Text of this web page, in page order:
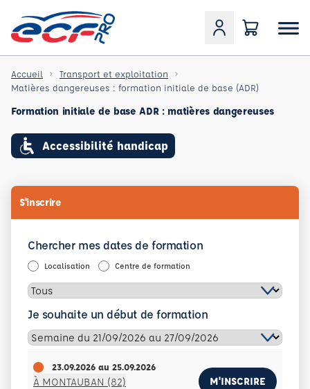
Accueil
Transport et exploitation
Matières dangereuses : formation initiale de base (ADR)
Formation initiale de base ADR : matières dangereuses
Accessibilité handicap
S'inscrire
Chercher mes dates de formation
Localisation Centre de formation
Je souhaite un début de formation
23.09.2026 au 25.09.2026
À MONTAUBAN (82) M'INSCRIRE